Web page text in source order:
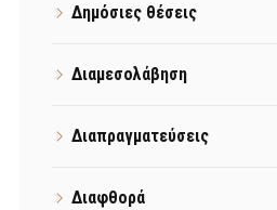
Δημόσιες θέσεις
Διαμεσολάβηση
Διαπραγματεύσεις
Διαφθορά